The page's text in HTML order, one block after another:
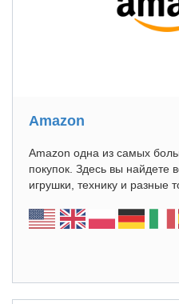
Amazon
Amazon одна из самых
покупок. Здесь вы найдете
игрушки, технику и разные